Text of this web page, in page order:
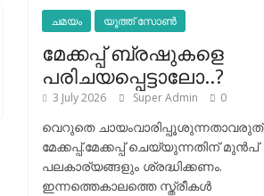
ചമയം യൂത്ത് സോൺ
മേക്കപ്പ് ബ്രഷുകളെ
പരിചയപ്പെട്ടാലോ..?
3 July 2026 Super Admin 0
വെറുതെ ചായംവാരിപ്പൂശുന്നതാവരുത്
മേക്കപ്പ്.മേക്കപ്പ് ചെയ്യുന്നതിന് മുന്‍പ്
പലകാര്യങ്ങളും ശ്രദ്ധിക്കണം.
ഇന്നത്തെകാലത്തെ സ്ത്രീകള്‍